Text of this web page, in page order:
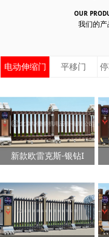
OUR
我们的产
电动伸缩门 平移门
新款欧雷克斯-银钻I